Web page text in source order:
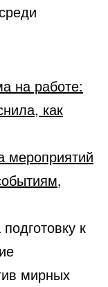
на работе:
как
к
мирных